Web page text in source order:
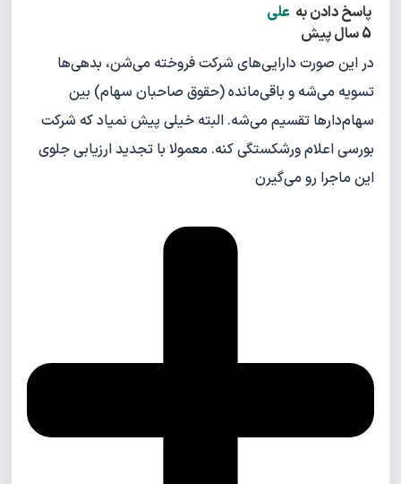
پاسخ دادن به علی
در این صورت دارایی‌های شرکت فروخته می‌شن، بدهی‌ها
تسویه می‌شه و باقی‌مانده (حقوق صاحبان سهام) بین
سهام‌دارها تقسیم می‌شه. البته خیلی پیش نمیاد که شرکت
بورسی اعلام ورشکستگی کنه. معمولا با تجدید ارزیابی جلوی
این ماجرا رو می‌گیرن